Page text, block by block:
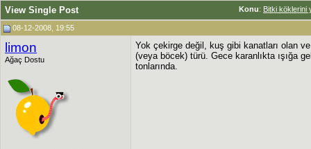
Konu: Bitki köklerini
View Single Post
08-12-2008, 19:55
limon
Ağaç Dostu
Yok çekirge değil, kuş gibi kanatları olan
(veya böcek) türü. Gece karanlıkta ışığa
tonlarında.